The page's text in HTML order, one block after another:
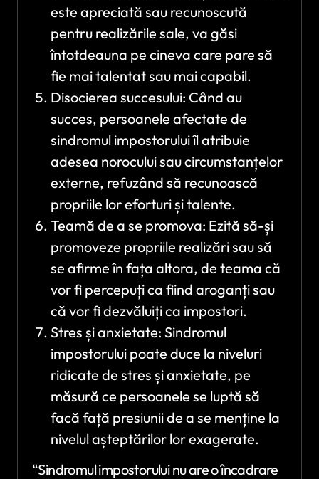
este apreciată sau recunoscută
pentru realizările sale, va găsi
întotdeauna pe cineva care pare să
fie mai talentat sau mai capabil.
Disocierea succesului: Când au
succes, persoanele afectate de
sindromul impostorului îl atribuie
adesea norocului sau circumstanțelor
externe, refuzând să recunoască
propriile lor eforturi și talente.
Teamă de a se promova: Ezită să-și
promoveze propriile realizări sau să
se afirme în fața altora, de teama că
vor fi percepuți ca fiind aroganți sau
că vor fi dezvăluiți ca impostori.
Stres și anxietate: Sindromul
impostorului poate duce la niveluri
ridicate de stres și anxietate, pe
măsură ce persoanele se luptă să
facă față presiunii de a se menține la
nivelul așteptărilor lor exagerate.
“Sindromul impostorului nu are o încadrare